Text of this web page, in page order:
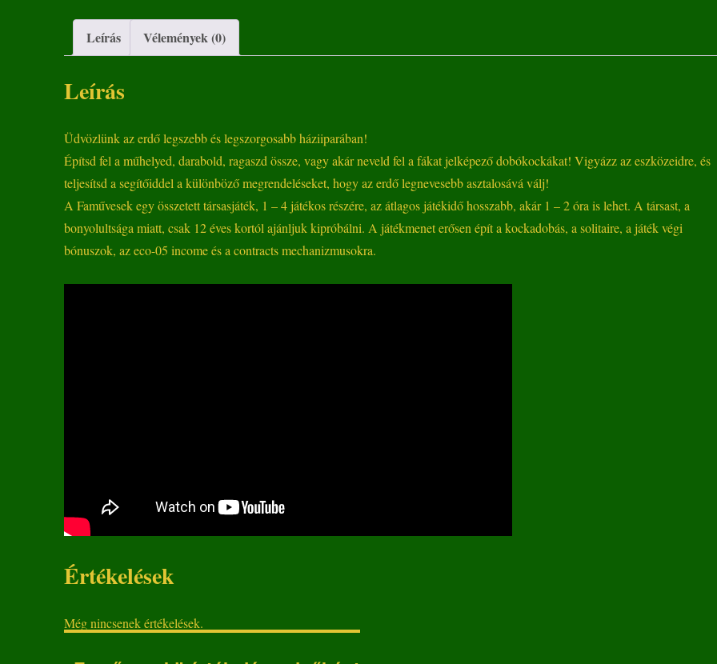
Leírás Vélemények (0)
Leírás
Üdvözlünk az erdő legszebb és legszorgosabb háziiparában!
Építsd fel a műhelyed, darabold, ragaszd össze, vagy akár neveld fel a fákat jelképező dobókockákat! Vigyázz az eszközeidre, és
teljesítsd a segítőiddel a különböző megrendeléseket, hogy az erdő legnevesebb asztalosává válj!
A Faművesek egy összetett társasjáték, 1 – 4 játékos részére, az átlagos játékidő hosszabb, akár 1 – 2 óra is lehet. A társast, a
bonyolultsága miatt, csak 12 éves kortól ajánljuk kipróbálni. A játékmenet erősen épít a kockadobás, a solitaire, a játék végi
bónuszok, az eco-05 income és a contracts mechanizmusokra.
Értékelések
Még nincsenek értékelések.